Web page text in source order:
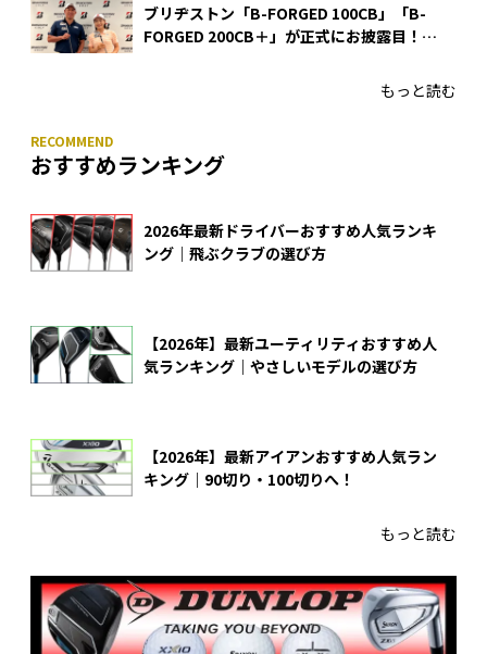
ブリヂストン「B-FORGED 100CB」「B-
FORGED 200CB＋」が正式にお披露目！
もっと読む
おすすめランキング
2026年最新ドライバーおすすめ人気ランキ
ング｜飛ぶクラブの選び方
【2026年】最新ユーティリティおすすめ人
気ランキング｜やさしいモデルの選び方
【2026年】最新アイアンおすすめ人気ラン
キング｜90切り・100切りへ！
もっと読む